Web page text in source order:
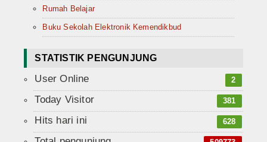
Rumah Belajar
Buku Sekolah Elektronik Kemendikbud
STATISTIK PENGUNJUNG
User Online 2
Today Visitor 381
Hits hari ini 628